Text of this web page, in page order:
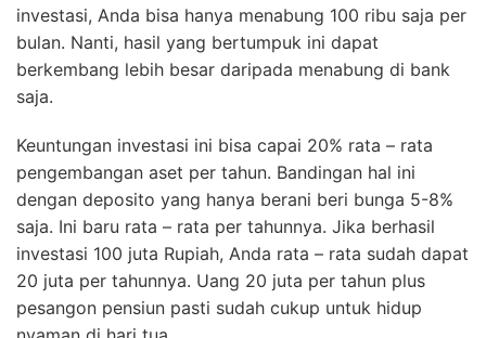
investasi, Anda bisa hanya menabung 100 ribu saja per
bulan. Nanti, hasil yang bertumpuk ini dapat
berkembang lebih besar daripada menabung di bank
saja.
Keuntungan investasi ini bisa capai 20% rata – rata
pengembangan aset per tahun. Bandingan hal ini
dengan deposito yang hanya berani beri bunga 5-8%
saja. Ini baru rata – rata per tahunnya. Jika berhasil
investasi 100 juta Rupiah, Anda rata – rata sudah dapat
20 juta per tahunnya. Uang 20 juta per tahun plus
pesangon pensiun pasti sudah cukup untuk hidup